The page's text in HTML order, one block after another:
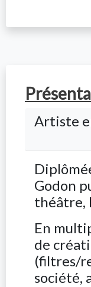
Artiste
Godon
théâtre,
En
de
(filtres/
société,